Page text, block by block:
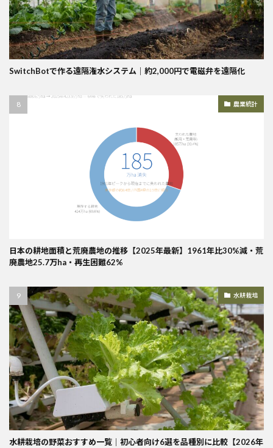
SwitchBotで作る遠隔潅水システム｜約2,000円で電磁弁を遠隔化
農業統計
日本の耕地面積と荒廃農地の推移【2025年最新】1961年比30%減・荒
廃農地25.7万ha・再生困難62%
水耕栽培
水耕栽培の野菜おすすめ一覧｜初心者向け6選を品種別に比較【2026年